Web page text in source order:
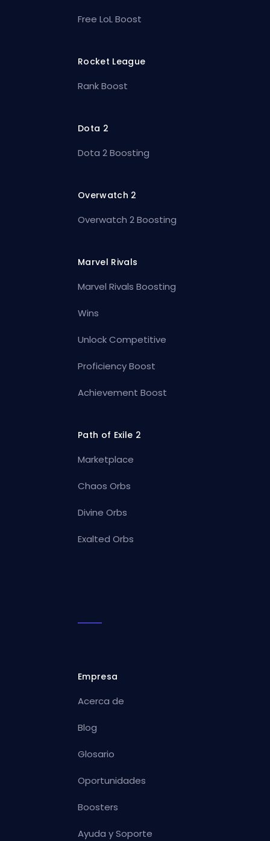
Free LoL Boost
Rocket League
Rank Boost
Dota 2
Dota 2 Boosting
Overwatch 2
Overwatch 2 Boosting
Marvel Rivals
Marvel Rivals Boosting
Wins
Unlock Competitive
Proficiency Boost
Achievement Boost
Path of Exile 2
Marketplace
Chaos Orbs
Divine Orbs
Exalted Orbs
Empresa
Acerca de
Blog
Glosario
Oportunidades
Boosters
Ayuda y Soporte